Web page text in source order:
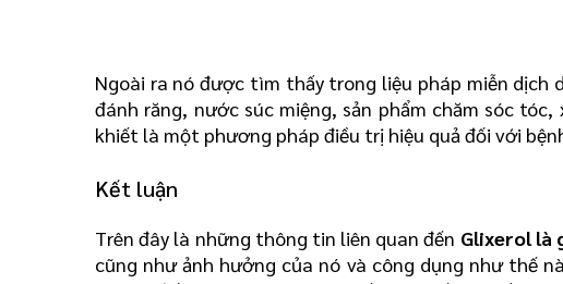
Ngoài ra nó được tìm thấy trong liệu pháp miễn dịch
đánh răng, nước súc miệng, sản phẩm chăm sóc
khiết là một phương pháp điều trị hiệu quả đối với
Kết luận
Trên đây là những thông tin liên quan đến Glixerol là
cũng như ảnh hưởng của nó và công dụng như thế